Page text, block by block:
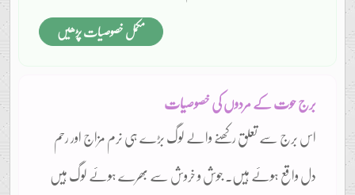
مکمل خصوصیات پڑھیں
برج حوت کے مردوں کی خصوصیات
اس برج سے تعلق رکھنے والے لوگ بڑے ہی نرم مزاج اور رحم
دل واقع ہوئے ہیں۔ جوش و خروش سے بھرے ہوئے لوگ ہیں